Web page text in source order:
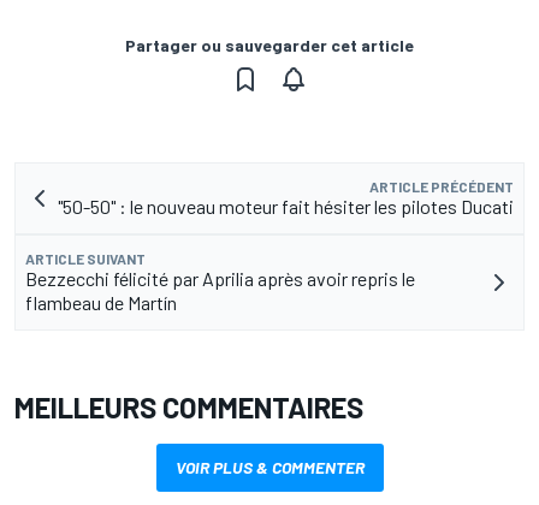
Partager ou sauvegarder cet article
ARTICLE PRÉCÉDENT
"50-50" : le nouveau moteur fait hésiter les pilotes Ducati
ARTICLE SUIVANT
Bezzecchi félicité par Aprilia après avoir repris le
flambeau de Martín
MEILLEURS COMMENTAIRES
VOIR PLUS & COMMENTER